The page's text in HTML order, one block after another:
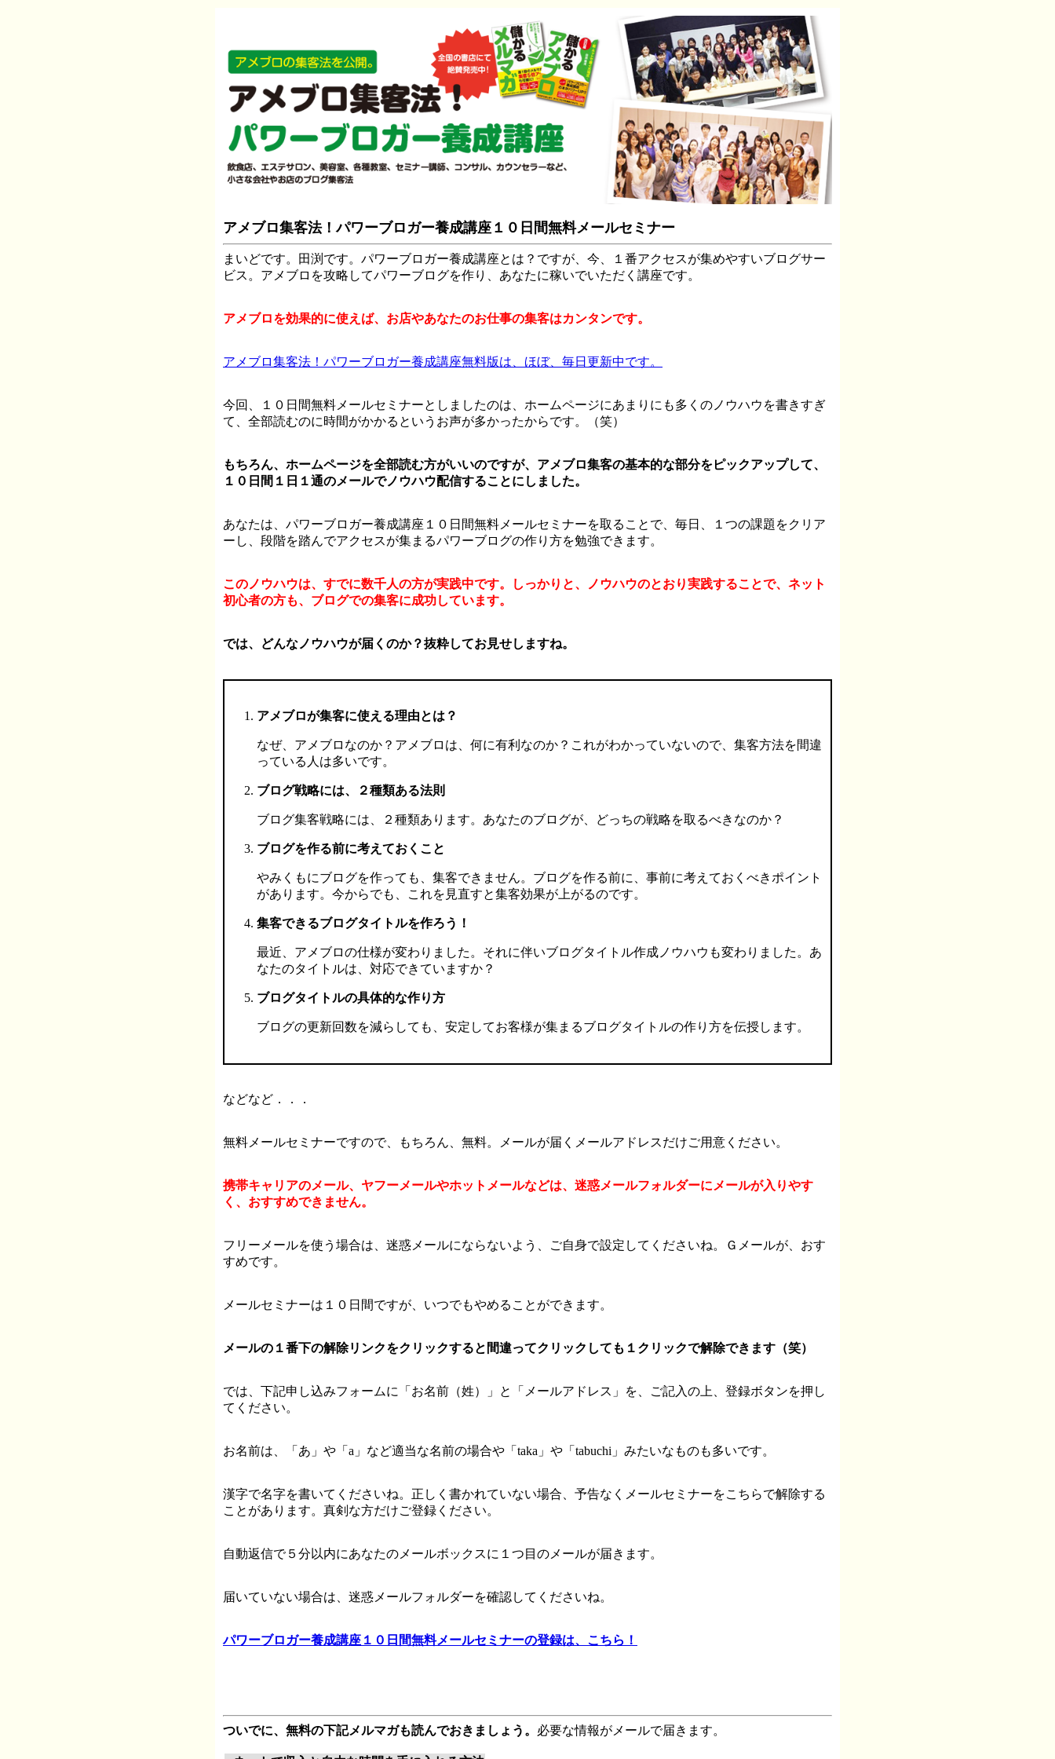
アメブロ集客法！パワーブロガー養成講座１０日間無料メールセミナー
まいどです。田渕です。パワーブロガー養成講座とは？ですが、今、１番アクセスが集めやすいブログサー
ビス。アメブロを攻略してパワーブログを作り、あなたに稼いでいただく講座です。
アメブロを効果的に使えば、お店やあなたのお仕事の集客はカンタンです。
アメブロ集客法！パワーブロガー養成講座無料版は、ほぼ、毎日更新中です。
今回、１０日間無料メールセミナーとしましたのは、ホームページにあまりにも多くのノウハウを書きすぎ
て、全部読むのに時間がかかるというお声が多かったからです。（笑）
もちろん、ホームページを全部読む方がいいのですが、アメブロ集客の基本的な部分をピックアップして、
１０日間１日１通のメールでノウハウ配信することにしました。
あなたは、パワーブロガー養成講座１０日間無料メールセミナーを取ることで、毎日、１つの課題をクリア
ーし、段階を踏んでアクセスが集まるパワーブログの作り方を勉強できます。
このノウハウは、すでに数千人の方が実践中です。しっかりと、ノウハウのとおり実践することで、ネット
初心者の方も、ブログでの集客に成功しています。
では、どんなノウハウが届くのか？抜粋してお見せしますね。
アメブロが集客に使える理由とは？
なぜ、アメブロなのか？アメブロは、何に有利なのか？これがわかっていないので、集客方法を間違
っている人は多いです。
ブログ戦略には、２種類ある法則
ブログ集客戦略には、２種類あります。あなたのブログが、どっちの戦略を取るべきなのか？
ブログを作る前に考えておくこと
やみくもにブログを作っても、集客できません。ブログを作る前に、事前に考えておくべきポイント
があります。今からでも、これを見直すと集客効果が上がるのです。
集客できるブログタイトルを作ろう！
最近、アメブロの仕様が変わりました。それに伴いブログタイトル作成ノウハウも変わりました。あ
なたのタイトルは、対応できていますか？
ブログタイトルの具体的な作り方
ブログの更新回数を減らしても、安定してお客様が集まるブログタイトルの作り方を伝授します。
などなど．．．
無料メールセミナーですので、もちろん、無料。メールが届くメールアドレスだけご用意ください。
携帯キャリアのメール、ヤフーメールやホットメールなどは、迷惑メールフォルダーにメールが入りやす
く、おすすめできません。
フリーメールを使う場合は、迷惑メールにならないよう、ご自身で設定してくださいね。Ｇメールが、おす
すめです。
メールセミナーは１０日間ですが、いつでもやめることができます。
メールの１番下の解除リンクをクリックすると間違ってクリックしても１クリックで解除できます（笑）
では、下記申し込みフォームに「お名前（姓）」と「メールアドレス」を、ご記入の上、登録ボタンを押し
てください。
お名前は、「あ」や「a」など適当な名前の場合や「taka」や「tabuchi」みたいなものも多いです。
漢字で名字を書いてくださいね。正しく書かれていない場合、予告なくメールセミナーをこちらで解除する
ことがあります。真剣な方だけご登録ください。
自動返信で５分以内にあなたのメールボックスに１つ目のメールが届きます。
届いていない場合は、迷惑メールフォルダーを確認してくださいね。
パワーブロガー養成講座１０日間無料メールセミナーの登録は、こちら！
ついでに、無料の下記メルマガも読んでおきましょう。 必要な情報がメールで届きます。